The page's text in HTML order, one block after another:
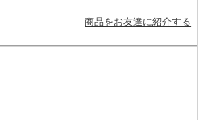
商品をお友達に紹介する